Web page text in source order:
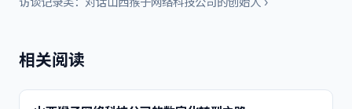
相关阅读